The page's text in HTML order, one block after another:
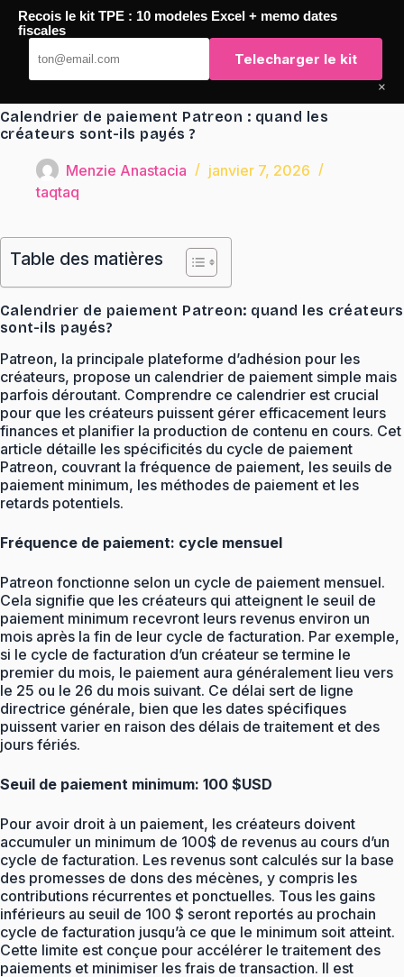
Passer
contenu
TaqTaq
Calendrier de paiement Patreon : quand les
créateurs sont-ils payés ?
Menzie Anastacia
janvier 7, 2026
taqtaq
Table des matières
Calendrier de paiement Patreon: quand les créateurs
sont-ils payés?
Patreon, la principale plateforme d’adhésion pour les
créateurs, propose un calendrier de paiement simple mais
parfois déroutant. Comprendre ce calendrier est crucial
pour que les créateurs puissent gérer efficacement leurs
finances et planifier la production de contenu en cours. Cet
article détaille les spécificités du cycle de paiement
Patreon, couvrant la fréquence de paiement, les seuils de
paiement minimum, les méthodes de paiement et les
retards potentiels.
Fréquence de paiement: cycle mensuel
Patreon fonctionne selon un cycle de paiement mensuel.
Cela signifie que les créateurs qui atteignent le seuil de
paiement minimum recevront leurs revenus environ un
mois après la fin de leur cycle de facturation. Par exemple,
si le cycle de facturation d’un créateur se termine le
premier du mois, le paiement aura généralement lieu vers
le 25 ou le 26 du mois suivant. Ce délai sert de ligne
directrice générale, bien que les dates spécifiques
puissent varier en raison des délais de traitement et des
jours fériés.
Seuil de paiement minimum: 100 $USD
Pour avoir droit à un paiement, les créateurs doivent
accumuler un minimum de 100$ de revenus au cours d’un
cycle de facturation. Les revenus sont calculés sur la base
des promesses de dons des mécènes, y compris les
contributions récurrentes et ponctuelles. Tous les gains
inférieurs au seuil de 100 $ seront reportés au prochain
cycle de facturation jusqu’à ce que le minimum soit atteint.
Cette limite est conçue pour accélérer le traitement des
paiements et minimiser les frais de transaction. Il est
Recois le kit TPE : 10 modeles Excel + memo dates
fiscales
Telecharger le kit
×